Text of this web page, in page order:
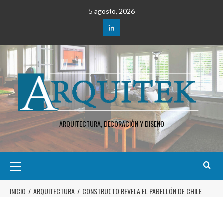
5 agosto, 2026
ARQUITECTURA, DECORACIÒN Y DISEÑO
INICIO ARQUITECTURA
CONSTRUCTO REVELA EL PABELLÓN DE CHILE